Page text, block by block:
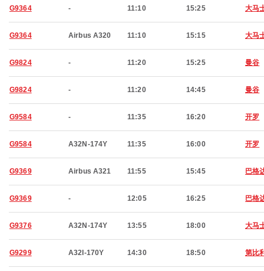
G9364 - 11:10 15:25 大马
G9364 Airbus A320 11:10 15:15 大马
G9824 - 11:20 15:25 曼谷
G9824 - 11:20 14:45 曼谷
G9584 - 11:35 16:20 开罗
G9584 A32N-174Y 11:35 16:00 开罗
G9369 Airbus A321 11:55 15:45 巴格
G9369 - 12:05 16:25 巴格
G9376 A32N-174Y 13:55 18:00 大马
G9299 A32I-170Y 14:30 18:50 第比